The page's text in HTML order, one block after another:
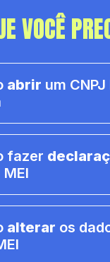
VOCÊ
abrir um CNPJ
fazer
MEI
alterar os